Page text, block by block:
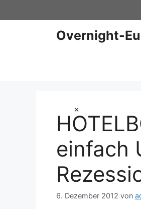
×
Inhalt
Overnight-
einfach
6. Dezember 2012 von